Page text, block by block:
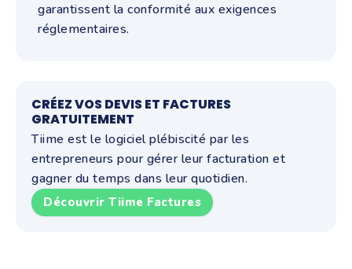
garantissent la conformité aux exigences
réglementaires.
CRÉEZ VOS DEVIS ET FACTURES
GRATUITEMENT
Tiime est le logiciel plébiscité par les
entrepreneurs pour gérer leur facturation et
gagner du temps dans leur quotidien.
Découvrir Tiime Factures